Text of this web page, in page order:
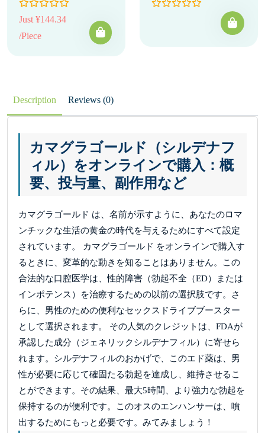
Just ¥144.34
/Piece
Description Reviews (0)
カマグラゴールド（シルデナフ
ィル）をオンラインで購入：概
要、投与量、副作用など
カマグラゴールド は、名前が示すように、あなたのロマ
ンチックな生活の黄金の時代を与えるためにすべて設定
されています。 カマグラゴールド をオンラインで購入す
るときに、変革的な動きを知ることはありません。この
合法的な口腔医学は、性的障害（勃起不全（ED）または
インポテンス）を治療するための以前の選択肢です。さ
らに、男性のための便利なセックスドライブブースター
として選択されます。 その人気のクレジットは、FDAが
承認した成分（ジェネリックシルデナフィル）に寄せら
れます。シルデナフィルのおかげで、このエド薬は、男
性が必要に応じて確固たる勃起を達成し、維持させるこ
とができます。その結果、最大5時間、より強力な勃起を
保持するのが便利です。このオスのエンハンサーは、噴
出するためにもっと必要です。みてみましょう！